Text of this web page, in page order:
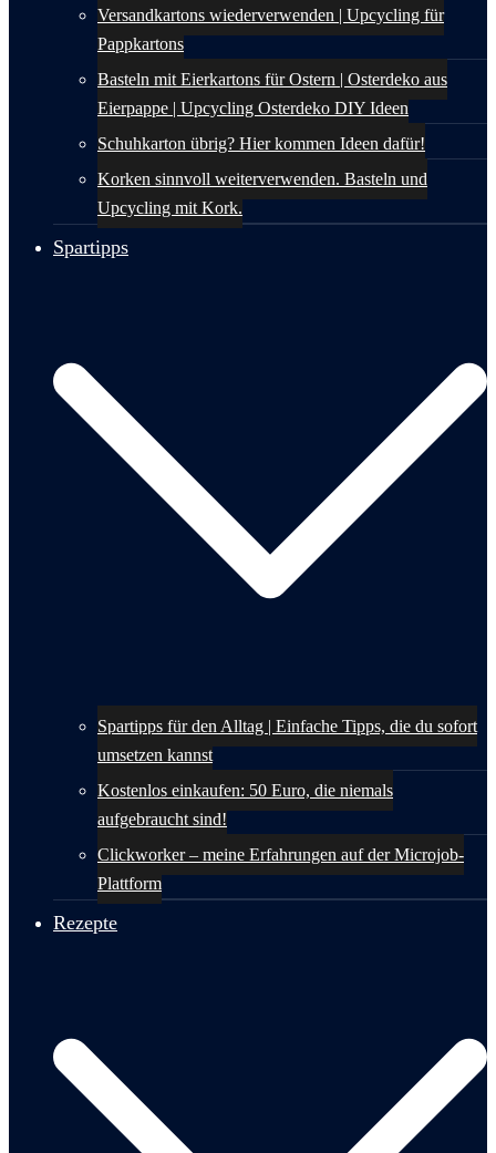
Versandkartons wiederverwenden | Upcycling für
Pappkartons
Basteln mit Eierkartons für Ostern | Osterdeko aus
Eierpappe | Upcycling Osterdeko DIY Ideen
Schuhkarton übrig? Hier kommen Ideen dafür!
Korken sinnvoll weiterverwenden. Basteln und
Upcycling mit Kork.
Spartipps
Spartipps für den Alltag | Einfache Tipps, die du sofort
umsetzen kannst
Kostenlos einkaufen: 50 Euro, die niemals
aufgebraucht sind!
Clickworker – meine Erfahrungen auf der Microjob-
Plattform
Rezepte